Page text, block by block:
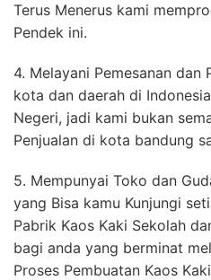
Terus Menerus kami
Pendek ini.
4. Melayani Pemesanan dan
kota dan daerah di
Negeri, jadi kami bukan
Penjualan di kota bandung
5. Mempunyai Toko dan
yang Bisa kamu Kunjungi
Pabrik Kaos Kaki Sekolah
bagi anda yang berminat
Proses Pembuatan Kaos